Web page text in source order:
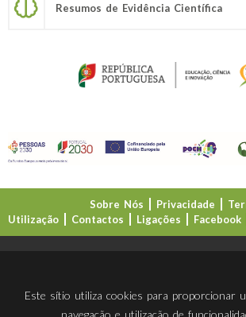
Resumos de Evidência Científica
Sobre Nós Privacidade
Utilização
Contactos Ligações Facebook
Este sítio utiliza cookies para proporcionar
navegação e utilização de